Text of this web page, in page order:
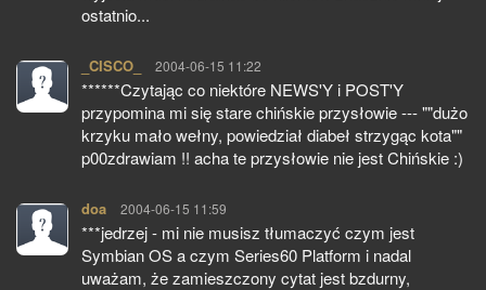
ostatnio...
_CISCO_ pisze:
2004-06-15 11:22
******Czytając co niektóre NEWS'Y i POST'Y
przypomina mi się stare chińskie przysłowie --- ""dużo
krzyku mało wełny, powiedział diabeł strzygąc kota""
p00zdrawiam !! acha te przysłowie nie jest Chińskie :)
doa pisze:
2004-06-15 11:59
***jedrzej - mi nie musisz tłumaczyć czym jest
Symbian OS a czym Series60 Platform i nadal
uważam, że zamieszczony cytat jest bzdurny,